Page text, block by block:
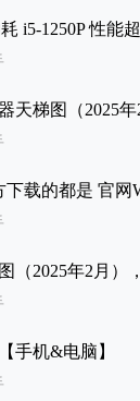
i5-1250P 性能
天梯图（2025
下载的都是 官网
（2025年2月）
手机&电脑】